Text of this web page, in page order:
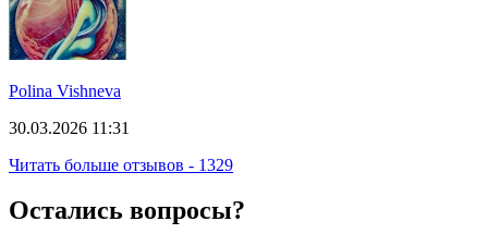
Polina Vishneva
30.03.2026 11:31
Читать больше отзывов - 1329
Остались вопросы?